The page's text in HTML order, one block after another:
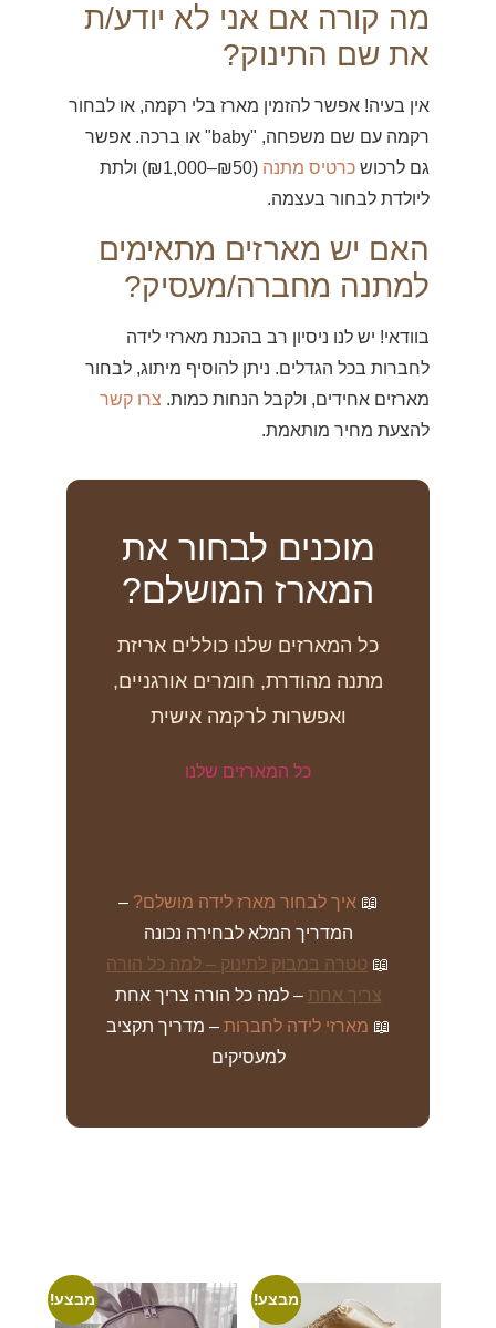
מה קורה אם אני לא יודע/ת
את שם התינוק?
אין בעיה! אפשר להזמין מארז בלי רקמה, או לבחור
רקמה עם שם משפחה, "baby" או ברכה. אפשר
גם לרכוש כרטיס מתנה
(₪50–₪1,000) ולתת
ליולדת לבחור בעצמה.
האם יש מארזים מתאימים
למתנה מחברה/מעסיק?
בוודאי! יש לנו ניסיון רב בהכנת מארזי לידה
לחברות בכל הגדלים. ניתן להוסיף מיתוג, לבחור
מארזים אחידים, ולקבל הנחות כמות. צרו קשר
להצעת מחיר מותאמת.
מוכנים לבחור את
המארז המושלם?
כל המארזים שלנו כוללים אריזת
מתנה מהודרת, חומרים אורגניים,
ואפשרות לרקמה אישית
כל המארזים שלנו
📖איך לבחור מארז לידה מושלם? –
המדריך המלא לבחירה נכונה
📖 טטרה במבוק לתינוק – למה כל הורה
צריך אחת – למה כל הורה צריך אחת
📖 מארזי לידה לחברות – מדריך תקציב
למעסיקים
מבצע! מבצע!